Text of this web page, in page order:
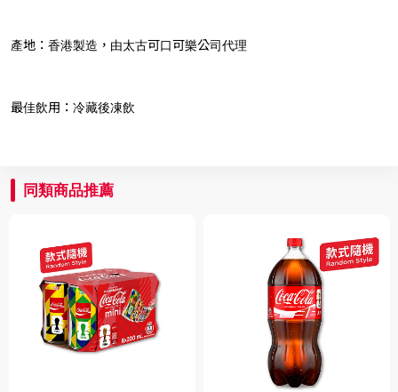
產地：香港製造，由太古可口可樂公司代理
最佳飲用：冷藏後凍飲
同類商品推薦